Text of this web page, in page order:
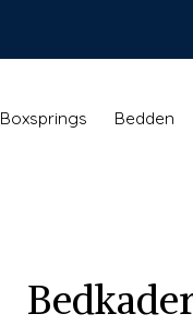
Boxsprings Bedden